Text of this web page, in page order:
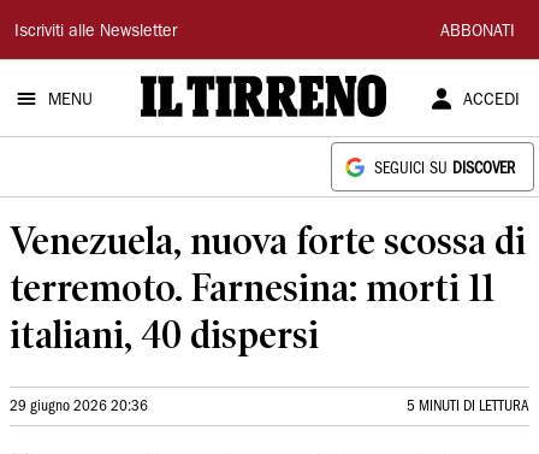
Il
Tirreno
Iscriviti alle Newsletter ABBONATI
MENU ACCEDI
SEGUICI SU DISCOVER
Venezuela, nuova forte scossa di
terremoto. Farnesina: morti 11
italiani, 40 dispersi
29 giugno 2026 20:36 5 MINUTI DI LETTURA